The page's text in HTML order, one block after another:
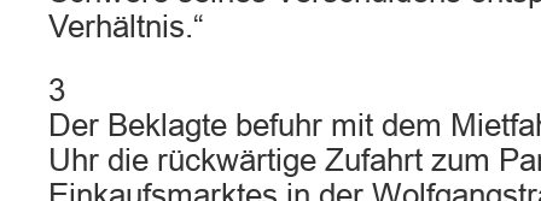
Verhältnis.“
3
Der Beklagte befuhr mit dem
Uhr die rückwärtige Zufahrt zum